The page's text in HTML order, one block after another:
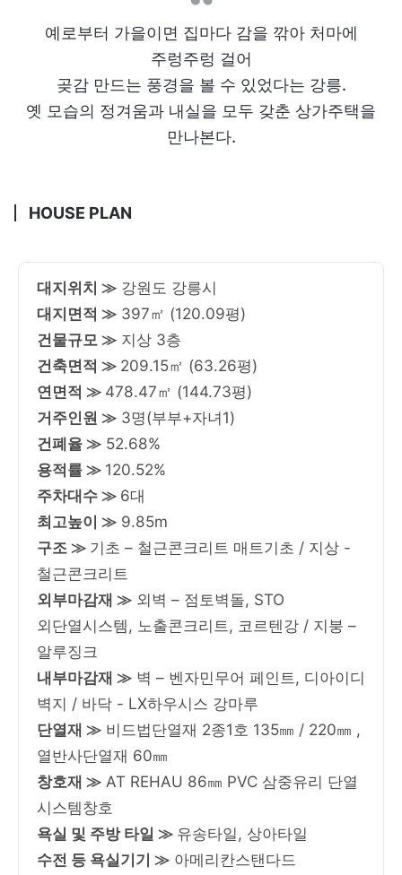
예로부터 가을이면 집마다 감을 깎아 처마에
주렁주렁 걸어
곶감 만드는 풍경을 볼 수 있었다는 강릉.
옛 모습의 정겨움과 내실을 모두 갖춘 상가주택을
만나본다.
HOUSE PLAN
대지위치 ≫ 강원도 강릉시
대지면적 ≫ 397㎡ (120.09평)
건물규모 ≫ 지상 3층
건축면적 ≫ 209.15㎡ (63.26평)
연면적 ≫ 478.47㎡ (144.73평)
거주인원 ≫ 3명(부부+자녀1)
건폐율 ≫ 52.68%
용적률 ≫ 120.52%
주차대수 ≫ 6대
최고높이 ≫ 9.85m
구조 ≫ 기초 – 철근콘크리트 매트기초 / 지상 -
철근콘크리트
외부마감재 ≫ 외벽 – 점토벽돌, STO
외단열시스템, 노출콘크리트, 코르텐강 / 지붕 –
알루징크
내부마감재 ≫ 벽 – 벤자민무어 페인트, 디아이디
벽지 / 바닥 - LX하우시스 강마루
단열재 ≫ 비드법단열재 2종1호 135㎜ / 220㎜ ,
열반사단열재 60㎜
창호재 ≫ AT REHAU 86㎜ PVC 삼중유리 단열
시스템창호
욕실 및 주방 타일 ≫ 유송타일, 상아타일
수전 등 욕실기기 ≫ 아메리칸스탠다드